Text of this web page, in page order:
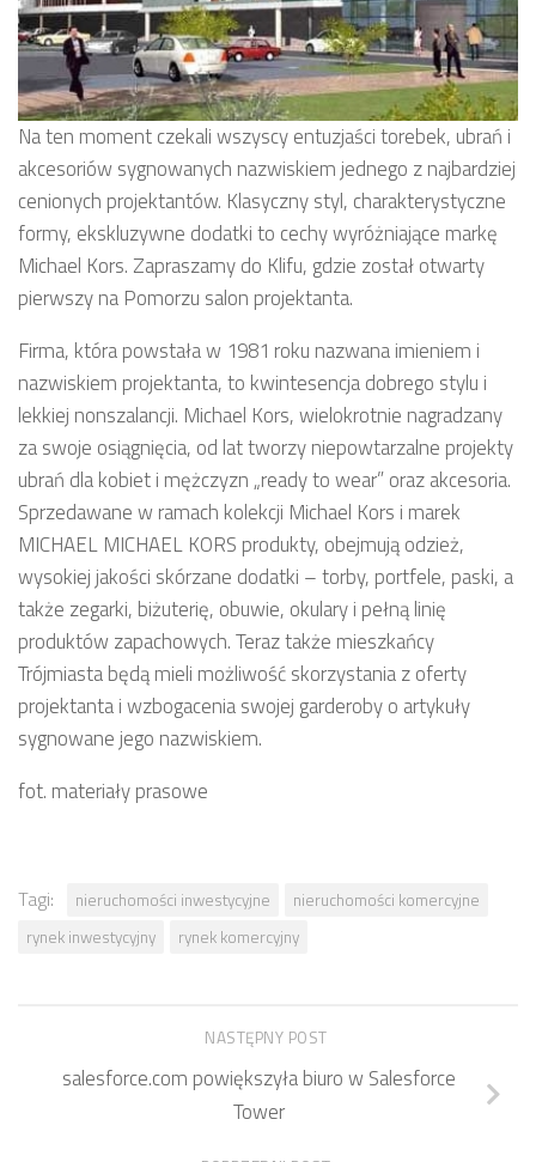
Na ten moment czekali wszyscy entuzjaści torebek, ubrań i
akcesoriów sygnowanych nazwiskiem jednego z najbardziej
cenionych projektantów. Klasyczny styl, charakterystyczne
formy, ekskluzywne dodatki to cechy wyróżniające markę
Michael Kors. Zapraszamy do Klifu, gdzie został otwarty
pierwszy na Pomorzu salon projektanta.
Firma, która powstała w 1981 roku nazwana imieniem i
nazwiskiem projektanta, to kwintesencja dobrego stylu i
lekkiej nonszalancji. Michael Kors, wielokrotnie nagradzany
za swoje osiągnięcia, od lat tworzy niepowtarzalne projekty
ubrań dla kobiet i mężczyzn „ready to wear” oraz akcesoria.
Sprzedawane w ramach kolekcji Michael Kors i marek
MICHAEL MICHAEL KORS produkty, obejmują odzież,
wysokiej jakości skórzane dodatki – torby, portfele, paski, a
także zegarki, biżuterię, obuwie, okulary i pełną linię
produktów zapachowych. Teraz także mieszkańcy
Trójmiasta będą mieli możliwość skorzystania z oferty
projektanta i wzbogacenia swojej garderoby o artykuły
sygnowane jego nazwiskiem.
fot. materiały prasowe
Tagi: nieruchomości inwestycyjne
nieruchomości komercyjne
rynek inwestycyjny
rynek komercyjny
NASTĘPNY POST
salesforce.com powiększyła biuro w Salesforce
Tower